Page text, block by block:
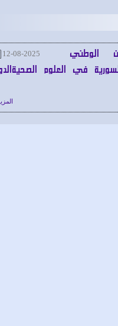
12-08-2025
في العلوم الصحيةالدورة
المزيد...